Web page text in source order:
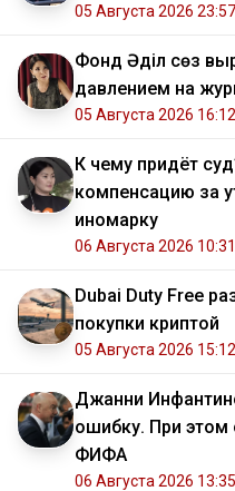
05 Августа 2026 23:57
Фонд Әділ сөз
давлением на
05 Августа 2026 16:12
К чему придёт
компенсацию за
иномарку
06 Августа 2026 10:31
Dubai Duty Free
покупки криптой
05 Августа 2026 15:12
Джанни
ошибку. При этом
ФИФА
06 Августа 2026 13:35